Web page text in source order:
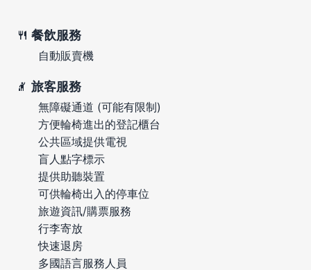
餐飲服務
自動販賣機
旅客服務
無障礙通道 (可能有限制)
方便輪椅進出的登記櫃台
公共區域提供電視
盲人點字標示
提供助聽裝置
可供輪椅出入的停車位
旅遊資訊/購票服務
行李寄放
快速退房
多國語言服務人員